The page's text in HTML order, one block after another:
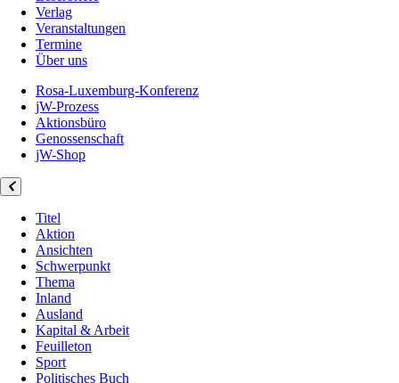
Verlag
Veranstaltungen
Termine
Über uns
Rosa-Luxemburg-Konferenz
jW-Prozess
Aktionsbüro
Genossenschaft
jW-Shop
Titel
Aktion
Ansichten
Schwerpunkt
Thema
Inland
Ausland
Kapital & Arbeit
Feuilleton
Sport
Politisches Buch